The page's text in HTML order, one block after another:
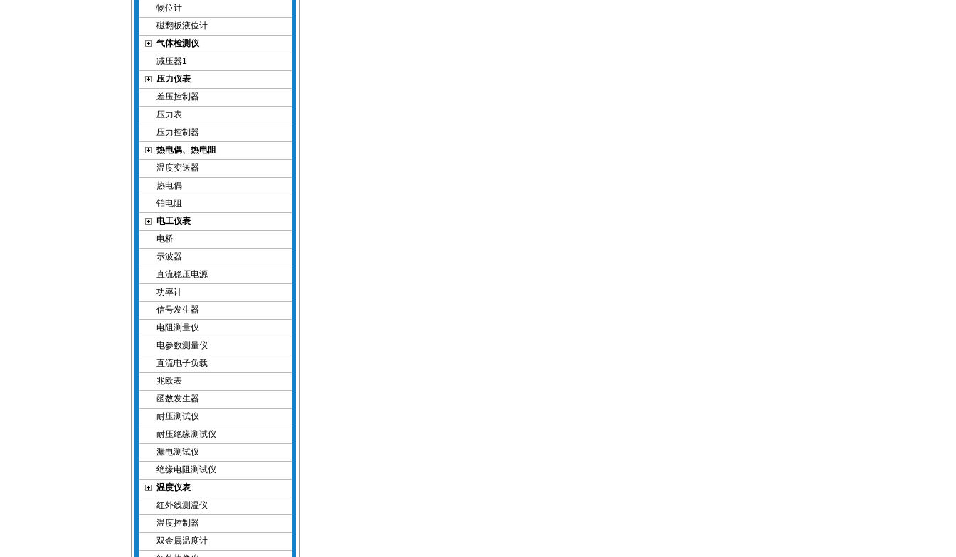
物位计
磁翻板液位计
气体检测仪
减压器1
压力仪表
差压控制器
压力表
压力控制器
热电偶、热电阻
温度变送器
热电偶
铂电阻
电工仪表
电桥
示波器
直流稳压电源
功率计
信号发生器
电阻测量仪
电参数测量仪
直流电子负载
兆欧表
函数发生器
耐压测试仪
耐压绝缘测试仪
漏电测试仪
绝缘电阻测试仪
温度仪表
红外线测温仪
温度控制器
双金属温度计